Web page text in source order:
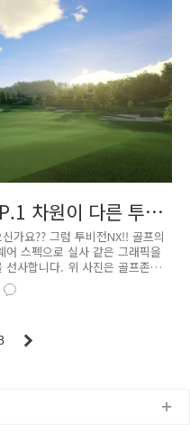
션뷰를 배경으로 얼른 치고 싶
진 그린 공략 연습..
차원이 다른 투비
가요?? 그럼 투비전NX!! 골프의
어 스펙으로 실사 같은 그래픽을
사합니다. 위 사진은 골프존카
전플러스의 화면입니다. 새로움
화된 투비전NX의 특징을 빠
NX. 놀랍게도 투비전NX는 “언
뛰어난 그래픽으로 그린의 라